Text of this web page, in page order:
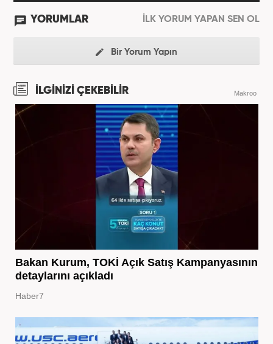
YORUMLAR İLK YORUM YAPAN SEN OL
Bir Yorum Yapın
İLGİNİZİ ÇEKEBİLİR Makroo
Bakan Kurum, TOKİ Açık Satış Kampanyasının
detaylarını açıkladı
Haber7